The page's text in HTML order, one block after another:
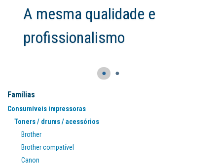
A mesma qualidade e
profissionalismo
● ●
Famílias
Consumíveis impressoras
Toners / drums / acessórios
Brother
Brother compatível
Canon